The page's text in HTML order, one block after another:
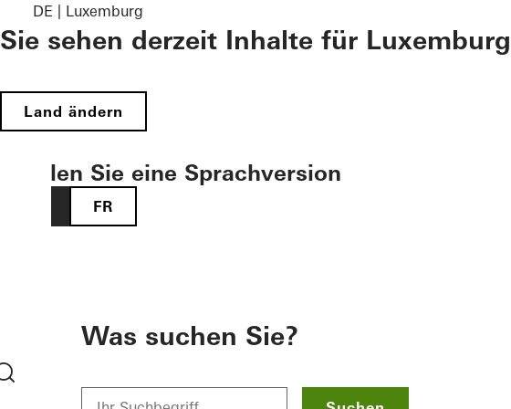
DE | Luxemburg
Sie sehen derzeit Inhalte für Luxemburg
Land ändern
Wählen Sie eine Sprachversion
FR
Was suchen Sie?